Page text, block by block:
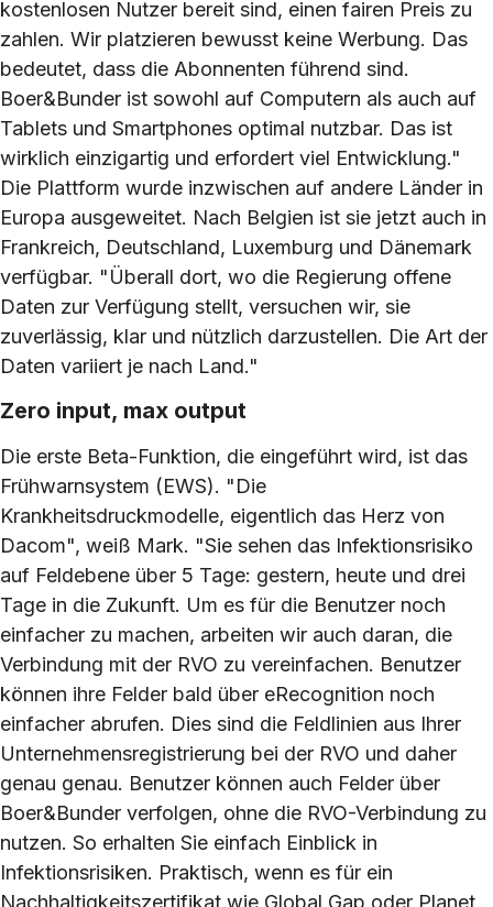
kostenlosen Nutzer bereit sind, einen fairen Preis zu
zahlen. Wir platzieren bewusst keine Werbung. Das
bedeutet, dass die Abonnenten führend sind.
Boer&Bunder ist sowohl auf Computern als auch auf
Tablets und Smartphones optimal nutzbar. Das ist
wirklich einzigartig und erfordert viel Entwicklung."
Die Plattform wurde inzwischen auf andere Länder in
Europa ausgeweitet. Nach Belgien ist sie jetzt auch in
Frankreich, Deutschland, Luxemburg und Dänemark
verfügbar. "Überall dort, wo die Regierung offene
Daten zur Verfügung stellt, versuchen wir, sie
zuverlässig, klar und nützlich darzustellen. Die Art der
Daten variiert je nach Land."
Zero input, max output
Die erste Beta-Funktion, die eingeführt wird, ist das
Frühwarnsystem (EWS). "Die
Krankheitsdruckmodelle, eigentlich das Herz von
Dacom", weiß Mark. "Sie sehen das Infektionsrisiko
auf Feldebene über 5 Tage: gestern, heute und drei
Tage in die Zukunft. Um es für die Benutzer noch
einfacher zu machen, arbeiten wir auch daran, die
Verbindung mit der RVO zu vereinfachen. Benutzer
können ihre Felder bald über eRecognition noch
einfacher abrufen. Dies sind die Feldlinien aus Ihrer
Unternehmensregistrierung bei der RVO und daher
genau genau. Benutzer können auch Felder über
Boer&Bunder verfolgen, ohne die RVO-Verbindung zu
nutzen. So erhalten Sie einfach Einblick in
Infektionsrisiken. Praktisch, wenn es für ein
Nachhaltigkeitszertifikat wie Global Gap oder Planet